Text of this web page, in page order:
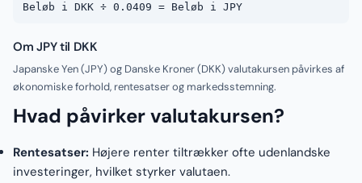
Beløb i DKK ÷ 0.0409 = Beløb i JPY
Om JPY til DKK
Japanske Yen (JPY) og Danske Kroner (DKK) valutakursen påvirkes af
økonomiske forhold, rentesatser og markedsstemning.
Hvad påvirker valutakursen?
Rentesatser: Højere renter tiltrækker ofte udenlandske
investeringer, hvilket styrker valutaen.